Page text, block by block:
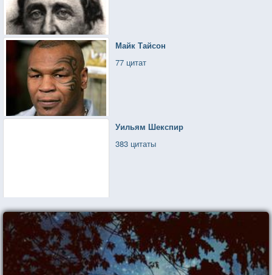
Майк Тайсон
77 цитат
Уильям Шекспир
383 цитаты